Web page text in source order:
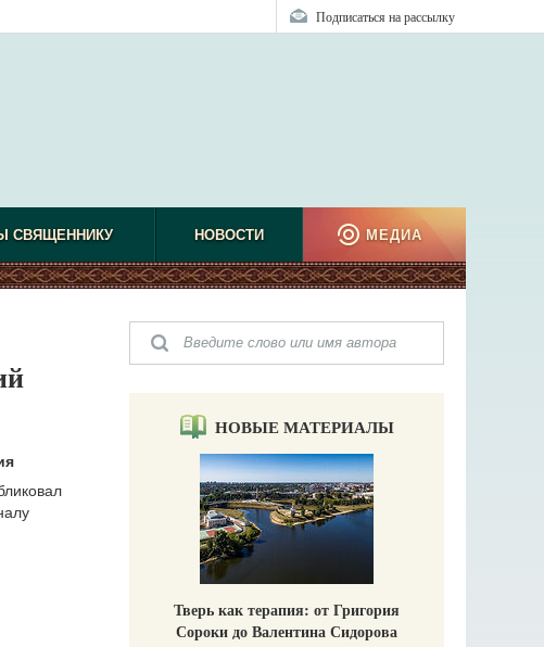
Подписаться на рассылку
СВЯЩЕННИКУ НОВОСТИ МЕДИА
НОВЫЕ МАТЕРИАЛЫ
Тверь как терапия: от Григория
Сороки до Валентина Сидорова